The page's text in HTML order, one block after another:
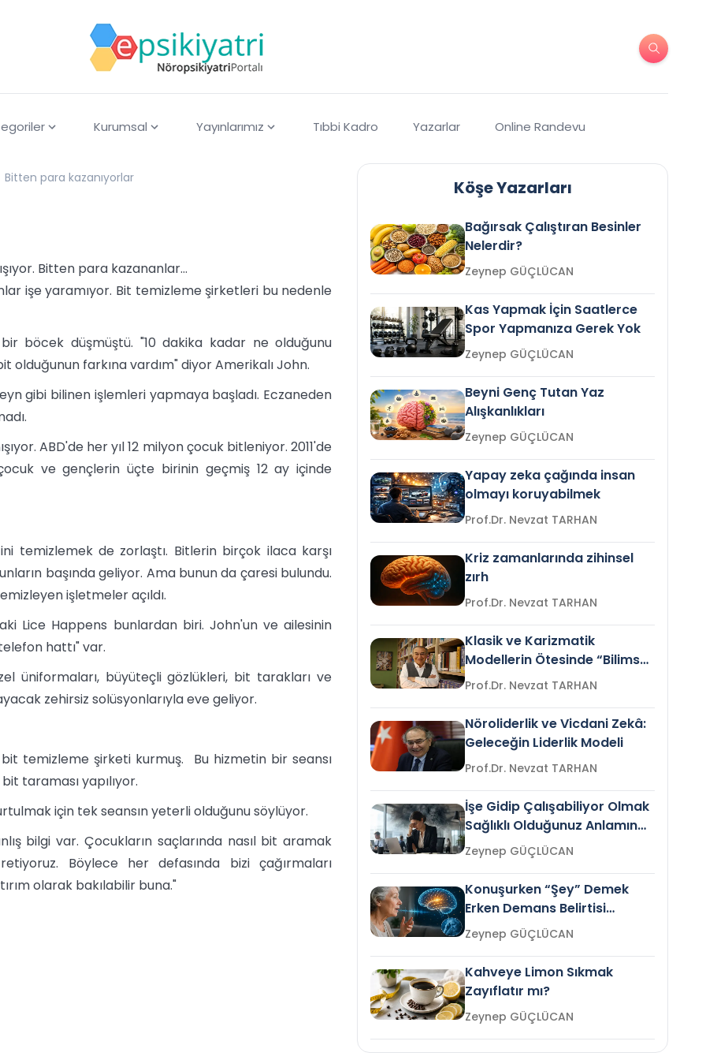
Kurumsal Yayınlarımız Tıbbi Kadro Yazarlar Online Randevu
Bitten para kazanıyorlar
Bitten para kazananlar…
işe yaramıyor. Bit temizleme şirketleri bu nedenle
böcek düşmüştü. "10 dakika kadar ne olduğunu
farkına vardım" diyor Amerikalı John.
gibi bilinen işlemleri yapmaya başladı. Eczaneden
ABD'de her yıl 12 milyon çocuk bitleniyor. 2011'de
ve gençlerin üçte birinin geçmiş 12 ay içinde
temizlemek de zorlaştı. Bitlerin birçok ilaca karşı
başında geliyor. Ama bunun da çaresi bulundu.
işletmeler açıldı.
Lice Happens bunlardan biri. John'un ve ailesinin
hattı" var.
üniformaları, büyüteçli gözlükleri, bit tarakları ve
zehirsiz solüsyonlarıyla eve geliyor.
temizleme şirketi kurmuş. Bu hizmetin bir seansı
taraması yapılıyor.
için tek seansın yeterli olduğunu söylüyor.
bilgi var. Çocukların saçlarında nasıl bit aramak
Böylece her defasında bizi çağırmaları
olarak bakılabilir buna."
Köşe Yazarları
Bağırsak Çalıştıran Besinler
Nelerdir?
Zeynep GÜÇLÜCAN
Kas Yapmak İçin Saatlerce
Spor Yapmanıza Gerek Yok
Zeynep GÜÇLÜCAN
Beyni Genç Tutan Yaz
Alışkanlıkları
Zeynep GÜÇLÜCAN
Yapay zeka çağında insan
olmayı koruyabilmek
Prof.Dr. Nevzat TARHAN
Kriz zamanlarında zihinsel
zırh
Prof.Dr. Nevzat TARHAN
Klasik ve Karizmatik
Modellerin Ötesinde “Bilimsel
Liderlik”
Prof.Dr. Nevzat TARHAN
Nöroliderlik ve Vicdani Zekâ:
Geleceğin Liderlik Modeli
Prof.Dr. Nevzat TARHAN
İşe Gidip Çalışabiliyor Olmak
Sağlıklı Olduğunuz Anlamına
Gelir mi?Zeynep GÜÇLÜCAN
Konuşurken “Şey” Demek
Erken Demans Belirtisi
Olabilir mi?Zeynep GÜÇLÜCAN
Kahveye Limon Sıkmak
Zayıflatır mı?
Zeynep GÜÇLÜCAN